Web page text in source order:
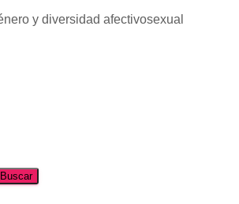
y diversidad afectivosexual